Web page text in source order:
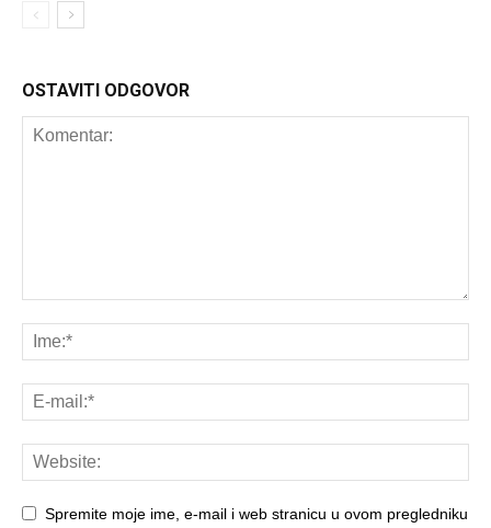
OSTAVITI ODGOVOR
Spremite moje ime, e-mail i web stranicu u ovom pregledniku